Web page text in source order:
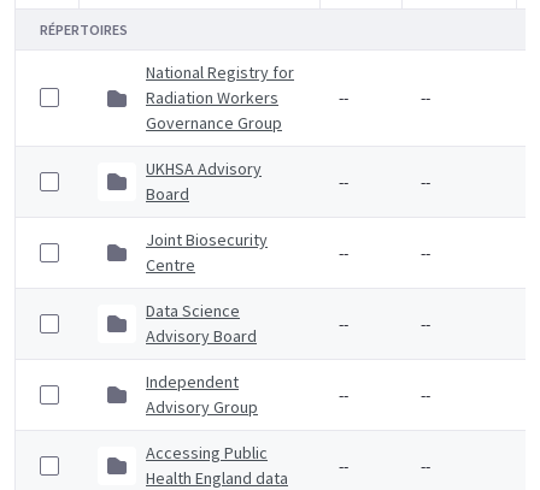
RÉPERTOIRES
National Registry for
Radiation Workers
Governance Group
-- --
UKHSA Advisory
Board
-- --
Joint Biosecurity
Centre
-- --
Data Science
Advisory Board
-- --
Independent
Advisory Group
-- --
Accessing Public
Health England data
-- --